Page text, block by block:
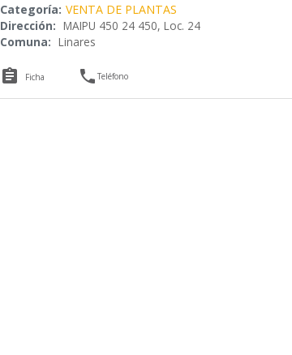
Categoría: VENTA DE PLANTAS
Dirección: MAIPU 450 24 450, Loc. 24
Comuna: Linares
 Ficha Teléfono